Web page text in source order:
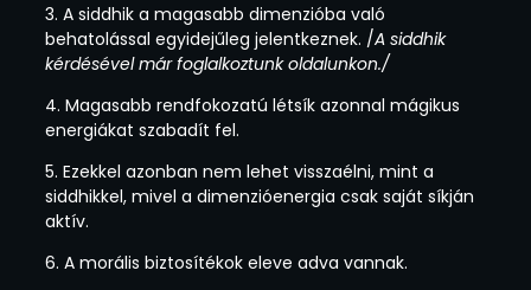
3. A siddhik a magasabb dimenzióba való
behatolással egyidejűleg jelentkeznek. /A siddhik
kérdésével már foglalkoztunk oldalunkon./
4. Magasabb rendfokozatú létsík azonnal mágikus
energiákat szabadít fel.
5. Ezekkel azonban nem lehet visszaélni, mint a
siddhikkel, mivel a dimenzióenergia csak saját síkján
aktív.
6. A morális biztosítékok eleve adva vannak.